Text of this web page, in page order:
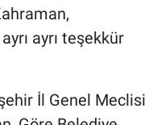
ayrı teşekkür
İl Genel Meclisi